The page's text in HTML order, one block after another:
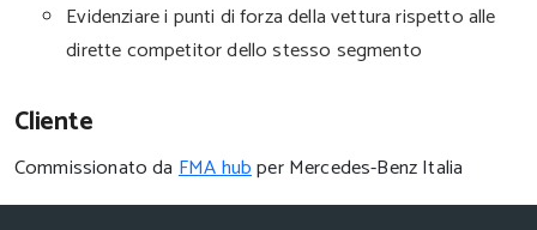
Evidenziare i punti di forza della vettura rispetto alle
dirette competitor dello stesso segmento
Cliente
Commissionato daFMA hubper Mercedes-Benz Italia